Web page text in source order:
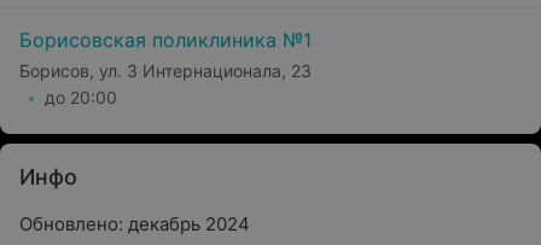
Борисовская поликлиника №1
Борисов, ул. 3 Интернационала, 23
до 20:00
Инфо
Обновлено: декабрь 2024